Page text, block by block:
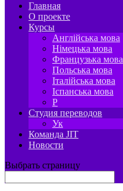
Главная
О проекте
Курсы
Англійська мова
Німецька мова
Французька мова
Польська мова
Італійська мова
Іспанська мова
P
Студия переводов
Ук
Команда JIT
Новости
Выбрать страницу